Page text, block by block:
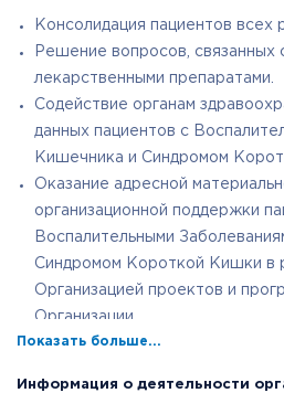
Консолидация пациентов всех
Решение вопросов, связанных
лекарственными препаратами.
Содействие органам
данных пациентов с
Кишечника и Синдромом
Оказание адресной
организационной поддержки
Воспалительными
Синдромом Короткой Кишки в
Организацией проектов и
Организации.
Привлечение средств, для
Показать больше...
Информация о деятельности